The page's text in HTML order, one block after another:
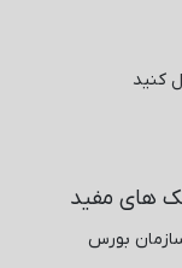
کنید
های مفید
بورس